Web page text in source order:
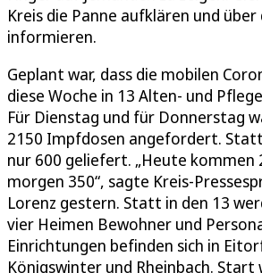
Kreis die Panne aufklären und über
informieren.
Geplant war, dass die mobilen
diese Woche in 13 Alten- und
Für Dienstag und für Donnerstag
2150 Impfdosen angefordert.
nur 600 geliefert. „Heute kommen
morgen 350“, sagte Kreis-
Lorenz gestern. Statt in den 13
vier Heimen Bewohner und
Einrichtungen befinden sich in
Königswinter und Rheinbach. Start